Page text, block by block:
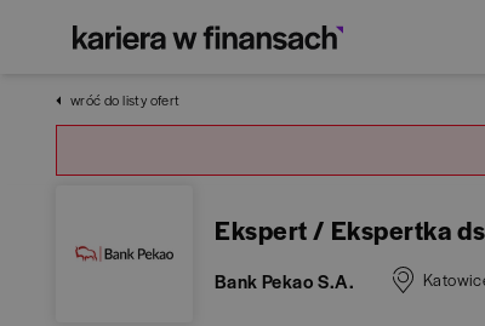
wróć do listy ofert
Ekspert / Ekspertka
Bank Pekao S.A.